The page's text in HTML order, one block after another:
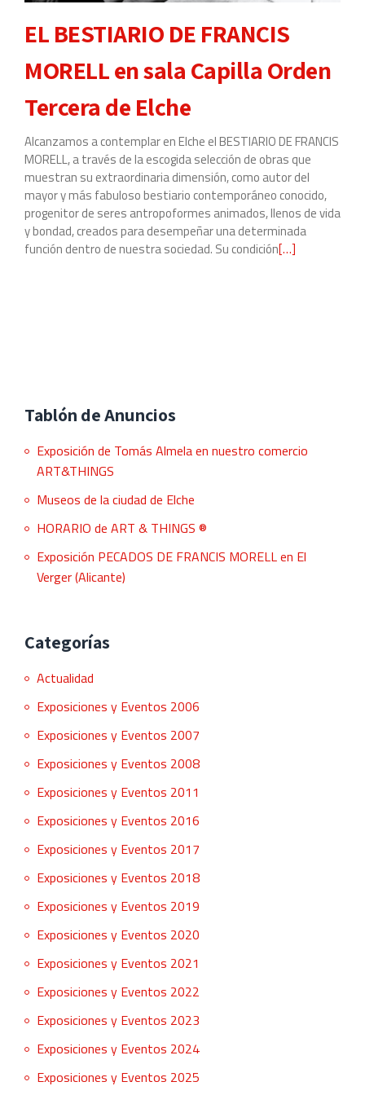
EL BESTIARIO DE FRANCIS
MORELL en sala Capilla Orden
Tercera de Elche
Alcanzamos a contemplar en Elche el BESTIARIO DE FRANCIS
MORELL, a través de la escogida selección de obras que
muestran su extraordinaria dimensión, como autor del
mayor y más fabuloso bestiario contemporáneo conocido,
progenitor de seres antropoformes animados, llenos de vida
y bondad, creados para desempeñar una determinada
función dentro de nuestra sociedad. Su condiciónLeer
Capilla
[…]
Tablón de Anuncios
Exposición de Tomás Almela en nuestro comercio
ART&THINGS
Museos de la ciudad de Elche
HORARIO de ART & THINGS ®
Exposición PECADOS DE FRANCIS MORELL en El
Verger (Alicante)
Categorías
Actualidad
Exposiciones y Eventos 2006
Exposiciones y Eventos 2007
Exposiciones y Eventos 2008
Exposiciones y Eventos 2011
Exposiciones y Eventos 2016
Exposiciones y Eventos 2017
Exposiciones y Eventos 2018
Exposiciones y Eventos 2019
Exposiciones y Eventos 2020
Exposiciones y Eventos 2021
Exposiciones y Eventos 2022
Exposiciones y Eventos 2023
Exposiciones y Eventos 2024
Exposiciones y Eventos 2025